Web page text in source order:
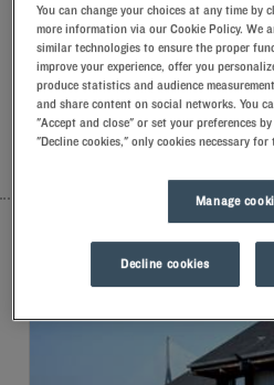
una sonrisa y pequeños detalles
significado.Descubrirá la
almohada de espuma con
el día con buen pie, podrá
alojarse en un Kyriad.Mímese
desayunar… ¡Y ya tendrá dos
MAPA
You can change your choices at any time by
more information via our Cookie Policy. We
similar technologies to ensure the proper
improve your experience, offer you
produce statistics and audience
and share content on social networks. You
"Accept and close" or set your preferences
"Decline cookies," only cookies necessary
Manage
Decline cookies